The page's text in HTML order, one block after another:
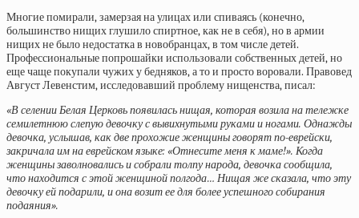
Многие помирали, замерзая на улицах или спиваясь (конечно,
большинство нищих глушило спиртное, как не в себя), но в армии
нищих не было недостатка в новобранцах, в том числе детей.
Профессиональные попрошайки использовали собственных детей, но
еще чаще покупали чужих у бедняков, а то и просто воровали. Правовед
Август Левенстим, исследовавший проблему нищенства, писал:
«В селении Белая Церковь появилась нищая, которая возила на тележке
семилетнюю слепую девочку с вывихнутыми руками и ногами. Однажды
девочка, услышав, как две прохожие женщины говорят по-еврейски,
закричала им на еврейском языке: «Отнесите меня к маме!». Когда
женщины заволновались и собрали толпу народа, девочка сообщила,
что находится с этой женщиной полгода… Нищая же сказала, что эту
девочку ей подарили, и она возит ее для более успешного собирания
подаяния».